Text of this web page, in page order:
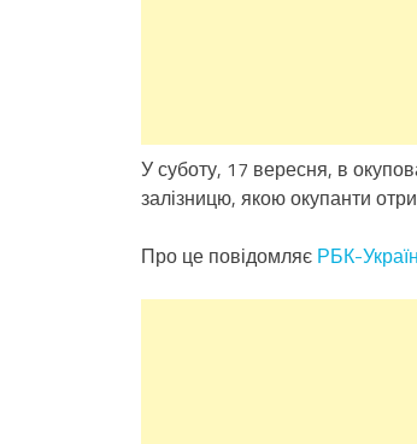
У суботу, 17 вересня, в
залізницю, якою окупанти
Про це повідомляє РБК-